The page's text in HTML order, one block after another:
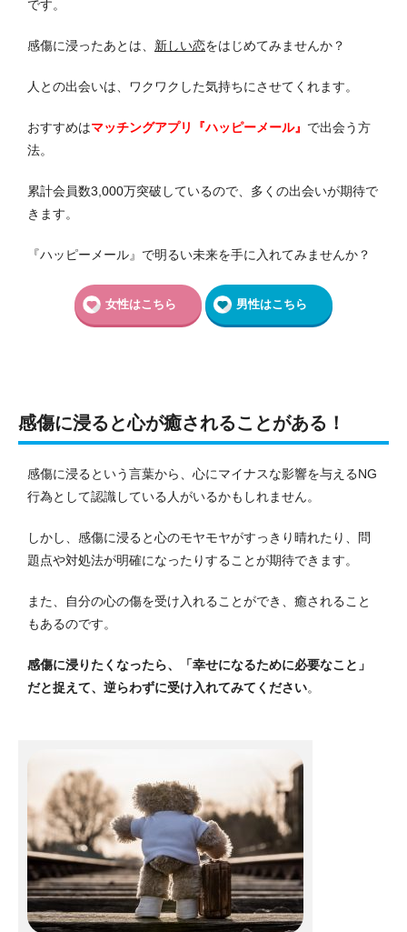
です。
感傷に浸ったあとは、 新しい恋をはじめてみませんか？
人との出会いは、ワクワクした気持ちにさせてくれます。
おすすめはマッチングアプリ『ハッピーメール』 で出会う方
法。
累計会員数3,000万突破しているので、多くの出会いが期待で
きます。
『ハッピーメール』で明るい未来を手に入れてみませんか？
女性はこちら 男性はこちら
感傷に浸ると心が癒されることがある！
感傷に浸るという言葉から、心にマイナスな影響を与えるNG
行為として認識している人がいるかもしれません。
しかし、感傷に浸ると心のモヤモヤがすっきり晴れたり、問
題点や対処法が明確になったりすることが期待できます。
また、自分の心の傷を受け入れることができ、癒されること
もあるのです。
感傷に浸りたくなったら、「幸せになるために必要なこと」
だと捉えて、逆らわずに受け入れてみてください。